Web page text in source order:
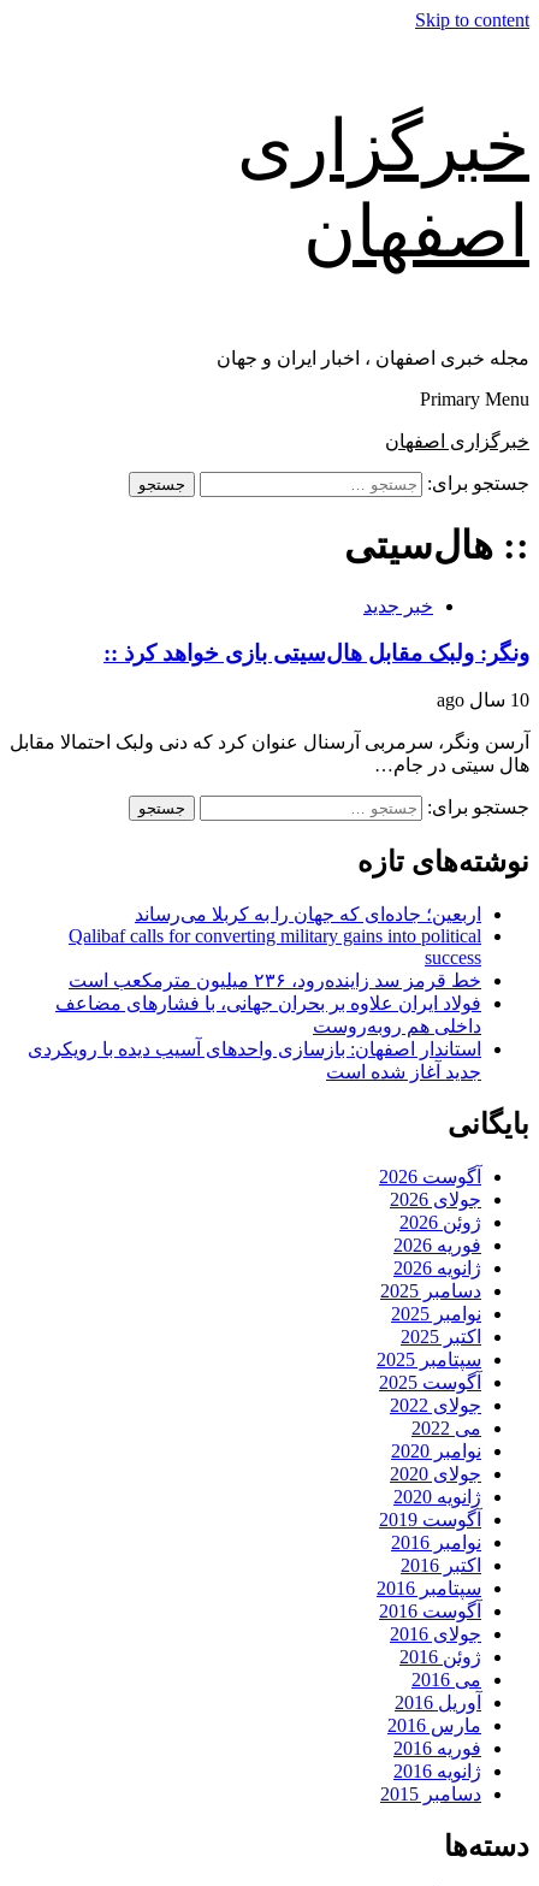
Skip to content
خبرگزاری
اصفهان
مجله خبری اصفهان ، اخبار ایران و جهان
Primary Menu
خبرگزاری اصفهان
جستجو برای:
:: هال‌سیتی
خبر جدید
ونگر: ولبک مقابل هال‌سیتی بازی خواهد کرذ ::
10 سال ago
آرسن ونگر، سرمربی آرسنال عنوان کرد که دنی ولبک احتمالا مقابل
هال سیتی در جام…
جستجو برای:
نوشته‌های تازه
اربعین؛ جاده‌ای که جهان را به کربلا می‌رساند
Qalibaf calls for converting military gains into political
success
خط قرمز سد زاینده‌رود، ۲۳۶ میلیون مترمکعب است
فولاد ایران علاوه بر بحران جهانی، با فشارهای مضاعف
داخلی هم روبه‌روست
استاندار اصفهان: بازسازی واحدهای آسیب دیده با رویکردی
جدید آغاز شده است
بایگانی
آگوست 2026
جولای 2026
ژوئن 2026
فوریه 2026
ژانویه 2026
دسامبر 2025
نوامبر 2025
اکتبر 2025
سپتامبر 2025
آگوست 2025
جولای 2022
می 2022
نوامبر 2020
جولای 2020
ژانویه 2020
آگوست 2019
نوامبر 2016
اکتبر 2016
سپتامبر 2016
آگوست 2016
جولای 2016
ژوئن 2016
می 2016
آوریل 2016
مارس 2016
فوریه 2016
ژانویه 2016
دسامبر 2015
دسته‌ها